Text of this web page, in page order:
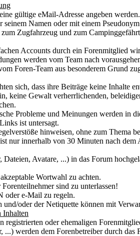
gültige eMail-Adresse angeben werden.
Namen oder mit einem
Zugfahrzeug und zum
Accounts durch ein Forenmitglied
werden vom Team nach
Foren-Team aus besonderem Grund
sich, dass ihre Beiträge keine Inhalte
keine Gewalt verherrlichenden,
Probleme und Meinungen werden in
ist untersagt.
hinweisen, ohne zum Thema
nur innerhalb von 30 Minuten nach dem
Avatare, ...) in das Forum
Wortwahl zu achten.
sind zu unterlassen!
oder e-Mail zu regeln.
und/oder der Netiquette können mit
Inhalten
registrierten oder ehemaligen
werden dem Forenbetreiber durch